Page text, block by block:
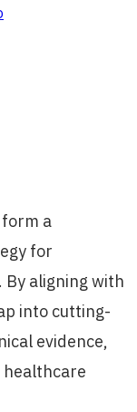
a
for
aligning with
into cutting-
evidence,